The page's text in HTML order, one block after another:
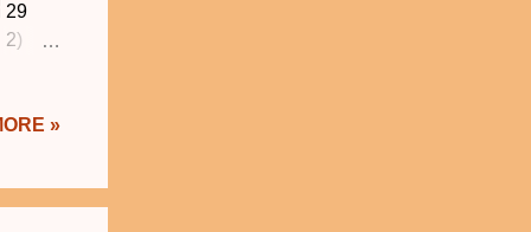
29
2)
ห้าม
»